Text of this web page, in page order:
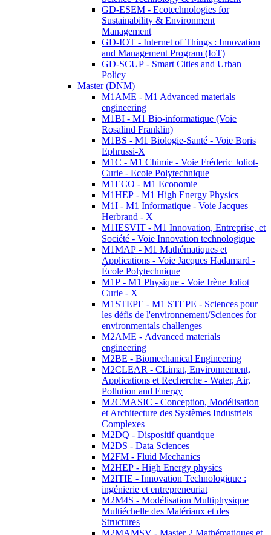
GD-ESEM - Ecotechnologies for
Sustainability & Environment
Management
GD-IOT - Internet of Things : Innovation
and Management Program (IoT)
GD-SCUP - Smart Cities and Urban
Policy
Master (DNM)
M1AME - M1 Advanced materials
engineering
M1BI - M1 Bio-informatique (Voie
Rosalind Franklin)
M1BS - M1 Biologie-Santé - Voie Boris
Ephrussi-X
M1C - M1 Chimie - Voie Fréderic Joliot-
Curie - Ecole Polytechnique
M1ECO - M1 Economie
M1HEP - M1 High Energy Physics
M1I - M1 Informatique - Voie Jacques
Herbrand - X
M1IESVIT - M1 Innovation, Entreprise, et
Société - Voie Innovation technologique
M1MAP - M1 Mathématiques et
Applications - Voie Jacques Hadamard -
École Polytechnique
M1P - M1 Physique - Voie Irène Joliot
Curie - X
M1STEPE - M1 STEPE - Sciences pour
les défis de l'environnement/Sciences for
environmentals challenges
M2AME - Advanced materials
engineering
M2BE - Biomechanical Engineering
M2CLEAR - CLimat, Environnement,
Applications et Recherche - Water, Air,
Pollution and Energy
M2CMASIC - Conception, Modélisation
et Architecture des Systèmes Industriels
Complexes
M2DQ - Dispositif quantique
M2DS - Data Sciences
M2FM - Fluid Mechanics
M2HEP - High Energy physics
M2ITIE - Innovation Technologique :
ingénierie et entrepreneuriat
M2M4S - Modélisation Multiphysique
Multiéchelle des Matériaux et des
Structures
M2MAMSV - Master 2 Mathématiques et